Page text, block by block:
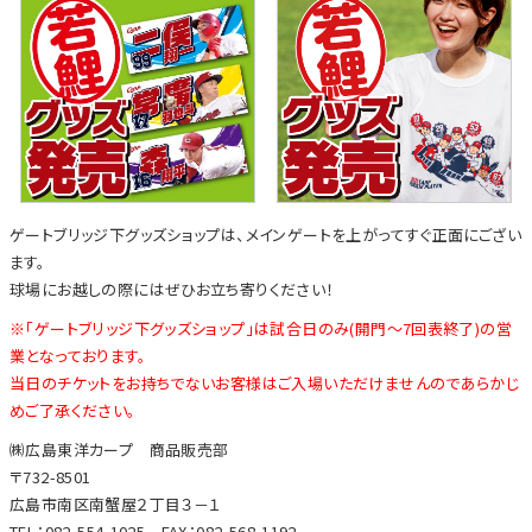
ゲートブリッジ下グッズショップは、メインゲートを上がってすぐ正面にござい
ます。
球場にお越しの際にはぜひお立ち寄りください！
※「ゲートブリッジ下グッズショップ」は試合日のみ(開門～7回表終了)の営
業となっております。
当日のチケットをお持ちでないお客様はご入場いただけませんのであらかじ
めご了承ください。
㈱広島東洋カープ 商品販売部
〒732-8501
広島市南区南蟹屋２丁目３－１